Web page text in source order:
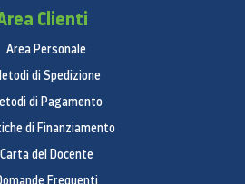
Clienti
Area Personale
di Spedizione
di Pagamento
di Finanziamento
Carta del Docente
Frequenti